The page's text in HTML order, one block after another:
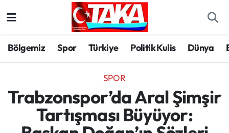
Bölgemiz Spor Türkiye Politik Kulis Dünya
SPOR
Trabzonspor’da Aral Şimşir
Tartışması Büyüyor:
Spor
Türkiye
Kültür/Sanat
Trabzon Hava Durumu
Trabzon Trafik Yoğunluk Haritası
Süper Lig Puan Durumu ve Fikstür